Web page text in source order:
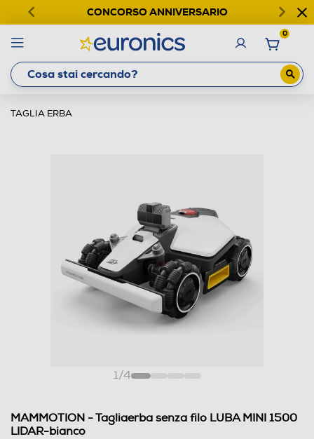
CONCORSO ANNIVERSARIO
0
TAGLIA ERBA
1/4
MAMMOTION - Tagliaerba senza filo LUBA MINI 1500
LIDAR-bianco